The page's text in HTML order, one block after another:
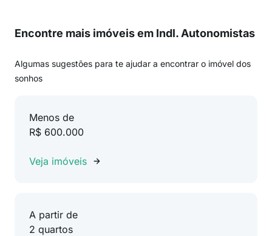
Encontre mais imóveis em Indl. Autonomistas
Algumas sugestões para te ajudar a encontrar o imóvel dos
sonhos
Menos de
R$ 600.000
Veja imóveis
A partir de
2 quartos